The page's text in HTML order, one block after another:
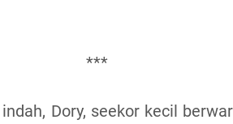
***
Dory, seekor kecil